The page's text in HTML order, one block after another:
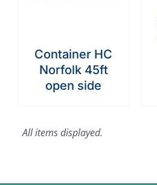
Container HC
Norfolk 45ft
open side